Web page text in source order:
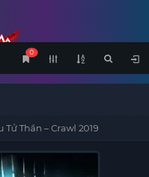
0
Tử Thần – Crawl 2019